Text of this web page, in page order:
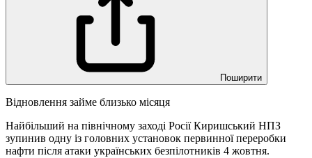
Поширити
Відновлення займе близько місяця
Найбільший на північному заході Росії Киришський НПЗ
зупинив одну із головних установок первинної переробки
нафти після атаки українських безпілотників 4 жовтня.